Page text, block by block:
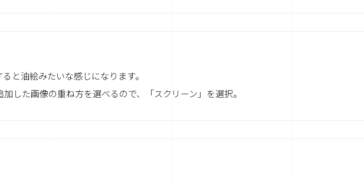
と油絵みたいな感じになります。
した画像の重ね方を選べるので、「スクリーン」を選択。